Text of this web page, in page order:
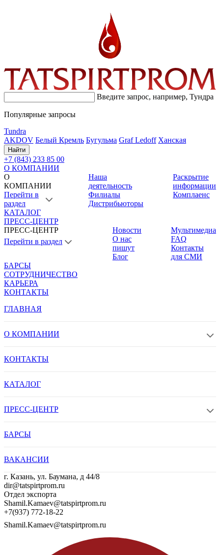
Введите запрос, например, Тундра
Популярные запросы
Tundra
AKDOV Белый Кремль Бугульма Graf Ledoff Ханская
Найти
+7 (843) 233 85 00
О КОМПАНИИ
О
КОМПАНИИ
Перейти в
раздел
Наша
деятельность
Филиалы
Дистрибьюторы
Раскрытие
информации
Комплаенс
КАТАЛОГ
ПРЕСС-ЦЕНТР
ПРЕСС-ЦЕНТР
Перейти в раздел
Новости
О нас
пишут
Блог
Мультимедиа
FAQ
Контакты
для СМИ
БАРСЫ
СОТРУДНИЧЕСТВО
КАРЬЕРА
КОНТАКТЫ
ГЛАВНАЯ
О КОМПАНИИ
КОНТАКТЫ
КАТАЛОГ
ПРЕСС-ЦЕНТР
БАРСЫ
ВАКАНСИИ
г. Казань, ул. Баумана, д 44/8
dir@tatspirtprom.ru
Отдел экспорта
Shamil.Kamaev@tatspirtprom.ru
+7(937) 772-18-22
Shamil.Kamaev@tatspirtprom.ru